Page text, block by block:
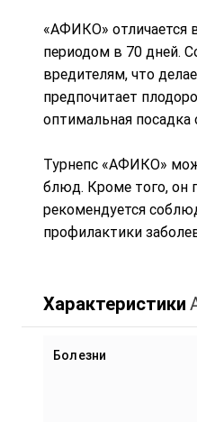
«АФИКО» отличается
периодом в 70 дней.
вредителям, что
предпочитает
оптимальная посадка
Турнепс «АФИКО»
блюд. Кроме того, он
рекомендуется
профилактики
Характеристики
Болезни